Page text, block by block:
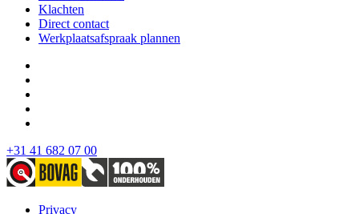
Klachten
Direct contact
Werkplaatsafspraak plannen
+31 41 682 07 00
Privacy